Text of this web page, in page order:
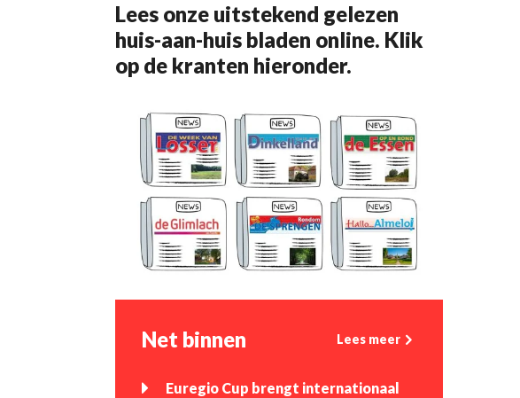
Lees onze uitstekend gelezen
huis-aan-huis bladen online. Klik
op de kranten hieronder.
Net binnen Lees meer
Euregio Cup brengt internationaal